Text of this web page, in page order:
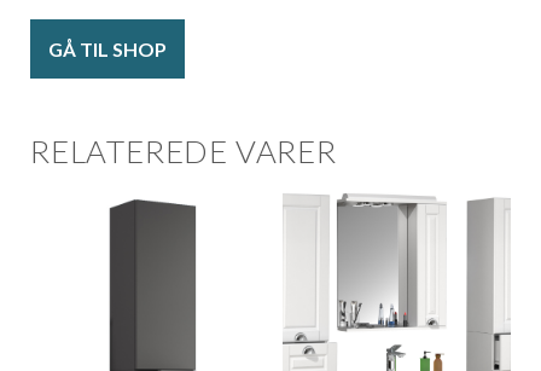
GÅ TIL SHOP
RELATEREDE VARER